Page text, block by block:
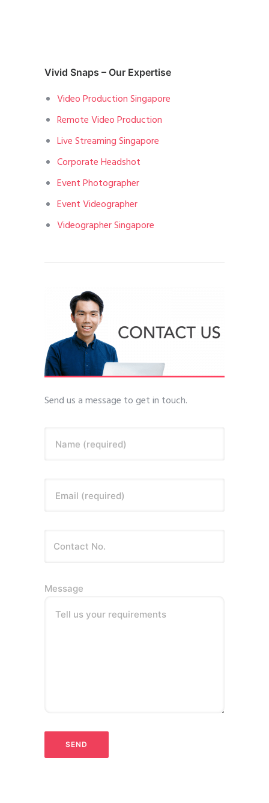
Vivid Snaps – Our Expertise
Video Production Singapore
Remote Video Production
Live Streaming Singapore
Corporate Headshot
Event Photographer
Event Videographer
Videographer Singapore
Send us a message to get in touch.
Name (required)
Email (required)
Message
Tell us your requirements